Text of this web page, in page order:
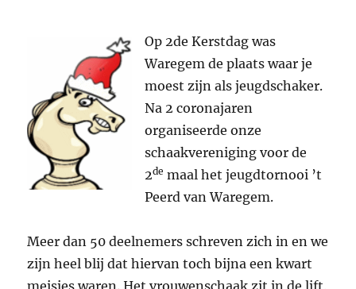
Op 2de Kerstdag was
Waregem de plaats waar je
moest zijn als jeugdschaker.
Na 2 coronajaren
organiseerde onze
schaakvereniging voor de
2de maal het jeugdtornooi ’t
Peerd van Waregem.
Meer dan 50 deelnemers schreven zich in en we
zijn heel blij dat hiervan toch bijna een kwart